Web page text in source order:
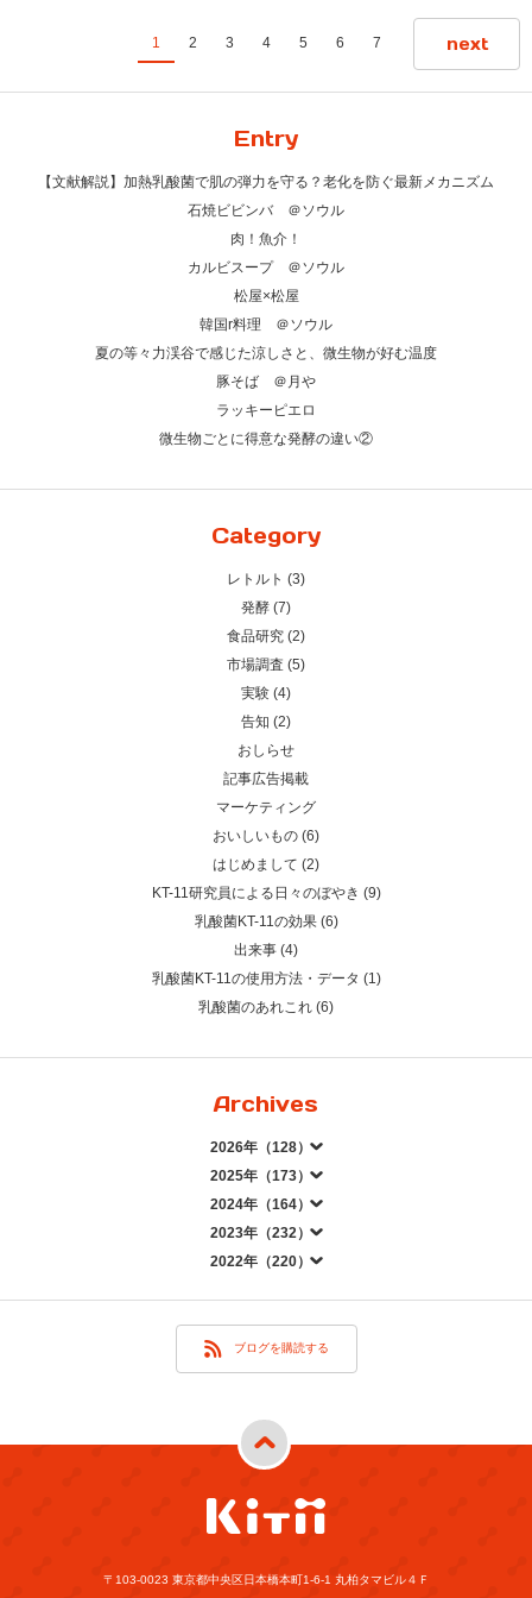
1 2 3 4 5 6 7 next
Entry
【文献解説】加熱乳酸菌で肌の弾力を守る？老化を防ぐ最新メカニズム
石焼ビビンバ ＠ソウル
肉！魚介！
カルビスープ ＠ソウル
松屋×松屋
韓国r料理 ＠ソウル
夏の等々力渓谷で感じた涼しさと、微生物が好む温度
豚そば ＠月や
ラッキーピエロ
微生物ごとに得意な発酵の違い②
Category
レトルト (3)
発酵 (7)
食品研究 (2)
市場調査 (5)
実験 (4)
告知 (2)
おしらせ
記事広告掲載
マーケティング
おいしいもの (6)
はじめまして (2)
KT-11研究員による日々のぼやき (9)
乳酸菌KT-11の効果 (6)
出来事 (4)
乳酸菌KT-11の使用方法・データ (1)
乳酸菌のあれこれ (6)
Archives
2026年（128）
2025年（173）
2024年（164）
2023年（232）
2022年（220）
ブログを購読する
〒103-0023 東京都中央区日本橋本町1-6-1 丸柏タマビル４Ｆ